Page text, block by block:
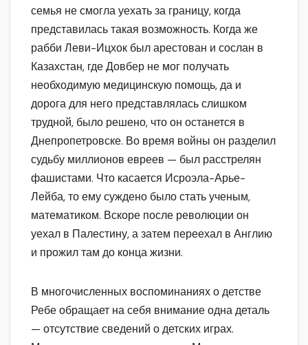
семья не смогла уехать за границу, когда
представилась такая возможность. Когда же
рабби Леви-Ицхок был арестован и сослан в
Казахстан, где Довбер не мог получать
необходимую медицинскую помощь, да и
дорога для него представлялась слишком
трудной, было решено, что он останется в
Днепропетровске. Во время войны он разделил
судьбу миллионов евреев — был расстрелян
фашистами. Что касается Исроэла-Арье-
Лейба, то ему суждено было стать ученым,
математиком. Вскоре после революции он
уехал в Палестину, а затем переехал в Англию
и прожил там до конца жизни.
В многочисленных воспоминаниях о детстве
Ребе обращает на себя внимание одна деталь
— отсутствие сведений о детских играх.